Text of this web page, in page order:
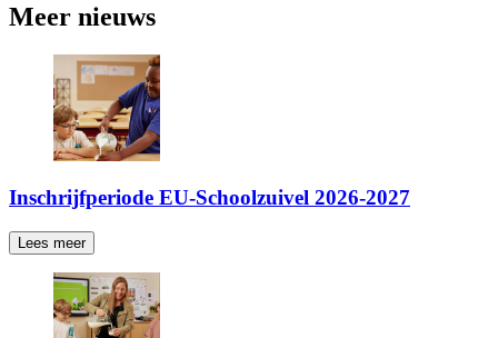
Meer nieuws
Inschrijfperiode EU-Schoolzuivel 2026-2027
Lees meer